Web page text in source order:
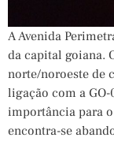
A Avenida
da capital goiana.
norte/noroeste de
ligação com a GO-
importância para
encontra-se